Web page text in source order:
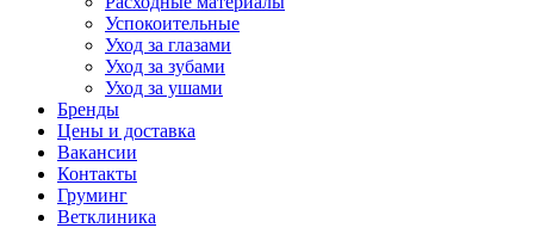
Успокоительные
Уход за глазами
Уход за зубами
Уход за ушами
Бренды
Цены и доставка
Вакансии
Контакты
Груминг
Ветклиника